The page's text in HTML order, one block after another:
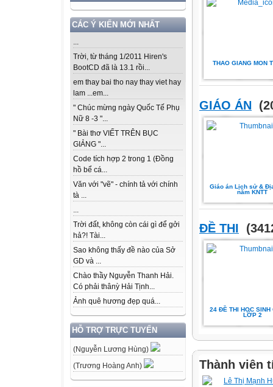
CÁC Ý KIẾN MỚI NHẤT
...
Trời, từ tháng 1/2011 Hiren's
BootCD đã là 13.1 rồi...
em thay bai tho nay thay viet hay
lam ...em...
" Chúc mừng ngày Quốc Tế Phụ
Nữ 8 -3 "...
" Bài thơ VIẾT TRÊN BỤC
GIẢNG "...
Code tích hợp 2 trong 1 (Đồng
hồ bể cá...
Văn với "vẽ" - chính tả với chính
tà ...
...
Trời đất, không còn cái gì để gởi
hả?! Tài...
Sao không thấy đề nào của Sở
GD và ...
Chào thầy Nguyễn Thanh Hải.
Có phải thânỳ Hải Tịnh...
Ảnh quê hương đẹp quá...
HỖ TRỢ TRỰC TUYẾN
(Nguyễn Lương Hùng)
(Trương Hoàng Anh)
THAO GIANG MON
GIÁO ÁN
Giáo án Lịch sử &
năm KNTT
ĐỀ THI
24 ĐỀ THI HỌC SINH
LỚP 2
Thành viên
Lê Thị Mạnh